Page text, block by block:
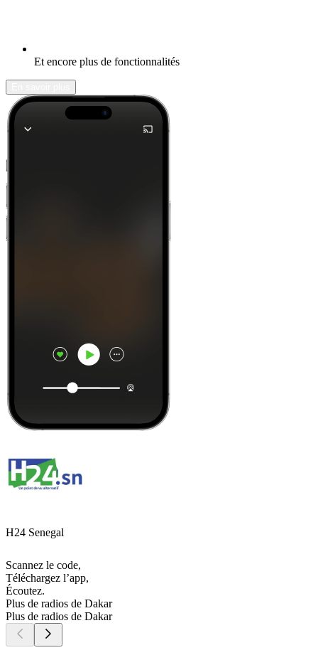
Et encore plus de fonctionnalités
H24 Senegal
Scannez le code,
Téléchargez l’app,
Écoutez.
Plus de radios de Dakar
Plus de radios de Dakar